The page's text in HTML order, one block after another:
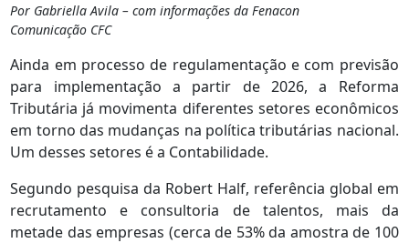
Por Gabriella Avila – com informações da Fenacon
Comunicação CFC
Ainda em processo de regulamentação e com previsão
para implementação a partir de 2026, a Reforma
Tributária já movimenta diferentes setores econômicos
em torno das mudanças na política tributárias nacional.
Um desses setores é a Contabilidade.
Segundo pesquisa da Robert Half, referência global em
recrutamento e consultoria de talentos, mais da
metade das empresas (cerca de 53% da amostra de 100